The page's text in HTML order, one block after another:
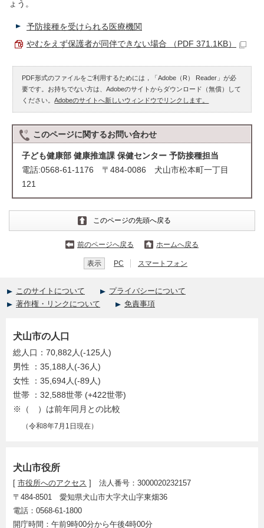
ょう。
予防接種を受けられる医療機関
やむをえず保護者が同伴できない場合 （PDF 371.1KB）
PDF形式のファイルをご利用するためには，「Adobe（R） Reader」が必
要です。お持ちでない方は、Adobeのサイトからダウンロード（無償）して
ください。Adobeのサイトへ新しいウィンドウでリンクします。
このページに関するお問い合わせ
子ども健康部 健康推進課 保健センター 予防接種担当
電話:0568-61-1176 〒484-0086 犬山市松本町一丁目
121
このページの先頭へ戻る
前のページへ戻る ホームへ戻る
表示 PC スマートフォン
このサイトについて
プライバシーについて
著作権・リンクについて
免責事項
犬山市役所
[ 市役所へのアクセス ] 法人番号：3000020232157
〒484-8501 愛知県犬山市大字犬山字東畑36
電話：0568-61-1800
開庁時間：午前9時00分から午後4時00分
犬山市の人口
総人口：70,882人(-125人)
男性 ：35,188人(-36人)
女性 ：35,694人(-89人)
世帯 ：32,588世帯 (+422世帯)
※（ ）は前年同月との比較
（令和8年7月1日現在）